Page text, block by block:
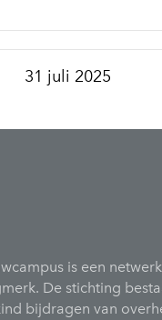
31 juli 2025
is een
De stichting
bijdragen van